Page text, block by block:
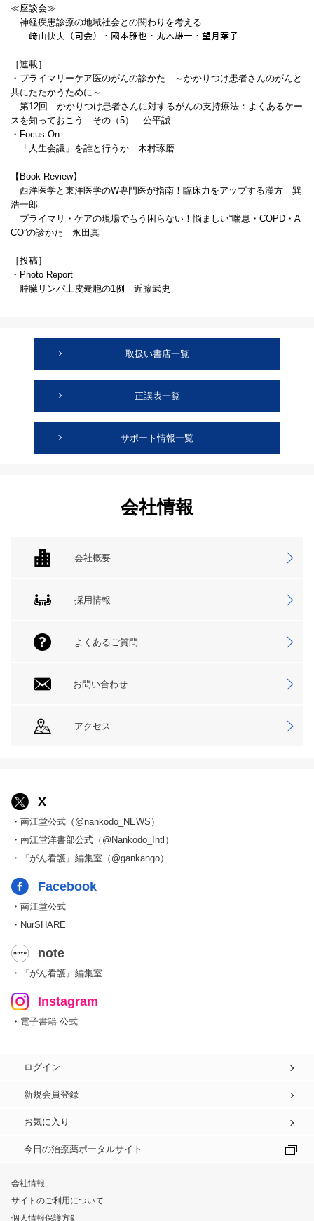
≪座談会≫
神経疾患診療の地域社会との関わりを考える
﨑山快夫（司会）・國本雅也・丸木雄一・望月葉子
［連載］
・プライマリーケア医のがんの診かた ～かかりつけ患者さんのがんと
共にたたかうために～
第12回 かかりつけ患者さんに対するがんの支持療法：よくあるケー
スを知っておこう その（5） 公平誠
・Focus On
「人生会議」を誰と行うか 木村琢磨
【Book Review】
西洋医学と東洋医学のW専門医が指南！臨床力をアップする漢方 巽
浩一郎
プライマリ・ケアの現場でもう困らない！悩ましい“喘息・COPD・A
CO”の診かた 永田真
［投稿］
・Photo Report
膵臓リンパ上皮嚢胞の1例 近藤武史
取扱い書店一覧
正誤表一覧
サポート情報一覧
会社情報
会社概要
採用情報
よくあるご質問
お問い合わせ
アクセス
X
・南江堂公式（@nankodo_NEWS）
・南江堂洋書部公式（@Nankodo_Intl）
・『がん看護』編集室（@gankango）
Facebook
・南江堂公式
・NurSHARE
note
・『がん看護』編集室
Instagram
・電子書籍 公式
ログイン
新規会員登録
お気に入り
今日の治療薬ポータルサイト
会社情報
サイトのご利用について
個人情報保護方針